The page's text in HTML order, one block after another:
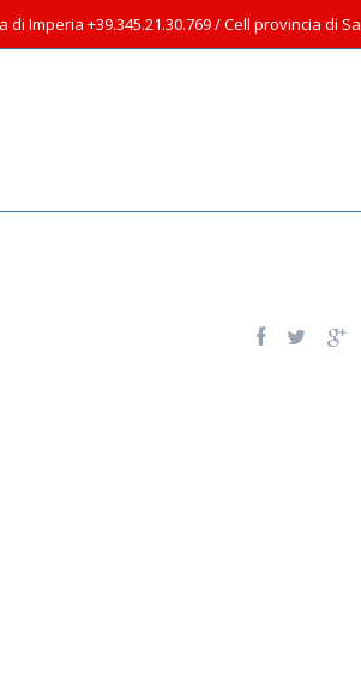
Imperia +39.345.21.30.769 / Cell provincia di